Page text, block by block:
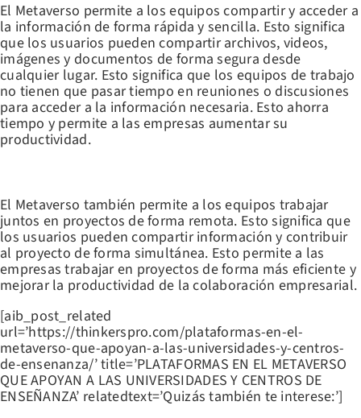
El Metaverso permite a los equipos compartir y acceder a
la información de forma rápida y sencilla. Esto significa
que los usuarios pueden compartir archivos, videos,
imágenes y documentos de forma segura desde
cualquier lugar. Esto significa que los equipos de trabajo
no tienen que pasar tiempo en reuniones o discusiones
para acceder a la información necesaria. Esto ahorra
tiempo y permite a las empresas aumentar su
productividad.
El Metaverso también permite a los equipos trabajar
juntos en proyectos de forma remota. Esto significa que
los usuarios pueden compartir información y contribuir
al proyecto de forma simultánea. Esto permite a las
empresas trabajar en proyectos de forma más eficiente y
mejorar la productividad de la colaboración empresarial.
[aib_post_related
url=’https://thinkerspro.com/plataformas-en-el-
metaverso-que-apoyan-a-las-universidades-y-centros-
de-ensenanza/’ title=’PLATAFORMAS EN EL METAVERSO
QUE APOYAN A LAS UNIVERSIDADES Y CENTROS DE
ENSEÑANZA’ relatedtext=’Quizás también te interese:’]